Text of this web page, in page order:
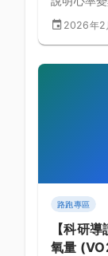
具的原理
荷調整的實
2026年2
路跑專區
【科研
氧量